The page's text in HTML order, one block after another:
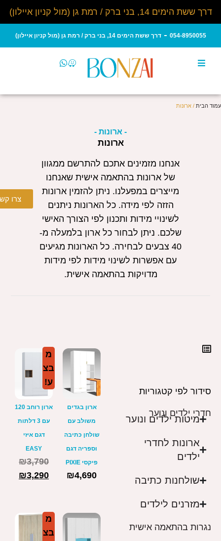
דרך ששת הימים 14, בני ברק / רמת גן (מול קניון איילון)
054-8950055 דרך ששת הימים 14, בני ברק / רמת גן (מול קניון איילון)
עמוד הבית / ארונות
- ארונות -
ארונות
אנחנו מזמינים אתכם להתרשם ממגוון
של ארונות בהתאמה אישית שאנחנו
מייצרים במפעלנו. ניתן להזמין ארונות
הזזה לפי מידה.כל הארונות ניתנים
לשינויי מידות ותכנון לפי הצורך האישי
שלכם. ניתן לבחור כל ארון בלמעלה מ-
40 צבעים לבחירה. כל הארונות מגיעים
עם אפשרות לשינוי מידות לפי מידות
מדויקות בהתאמה אישית.
סידור לפי קטגוריות
חדרי ילדים ונוער
מיטות ילדים ונוער
ארונות לחדרי
ילדים
שולחנות כתיבה
מזרנים לילדים
נגרות בהתאמה אישית
ארון בגדים
משולב עם
שולחן כתיבה
וספריה דגם
פיקסי PIXIE
₪4,690
מ
בצ
ע!
ארון רוחב 120
עם 3 דלתות
דגם איזי
EASY
₪3,790
₪3,290
מ
בצ
צרו